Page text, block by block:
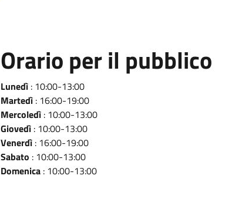
Orario per il pubblico
Lunedì: 10:00-13:00
Martedì: 16:00-19:00
Mercoledì: 10:00-13:00
Giovedì: 10:00-13:00
Venerdì: 16:00-19:00
Sabato : 10:00-13:00
Domenica: 10:00-13:00